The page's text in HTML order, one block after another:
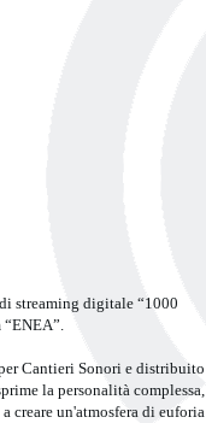
streaming digitale “1000
Cantieri Sonori e distribuito
la personalità complessa,
creare un'atmosfera di euforia